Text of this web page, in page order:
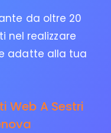
da oltre 20
nel realizzare
adatte alla tua
Web A Sestri